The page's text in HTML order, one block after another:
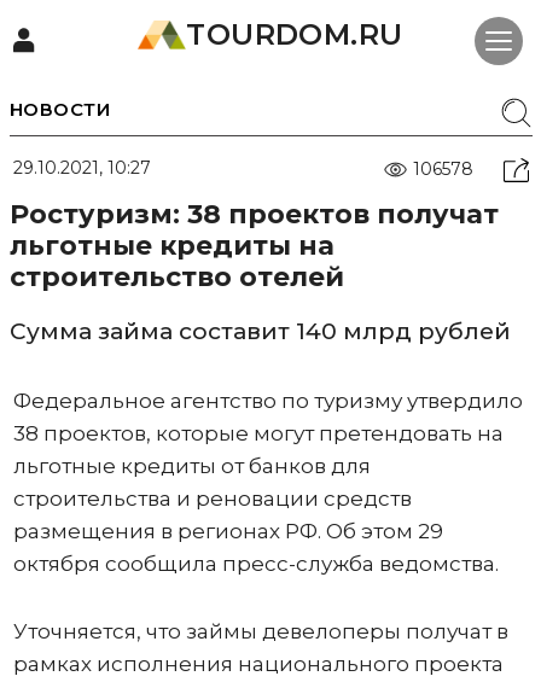
TOURDOM.RU
НОВОСТИ
29.10.2021, 10:27 106578
Ростуризм: 38 проектов получат
льготные кредиты на
строительство отелей
Сумма займа составит 140 млрд рублей
Федеральное агентство по туризму утвердило
38 проектов, которые могут претендовать на
льготные кредиты от банков для
строительства и реновации средств
размещения в регионах РФ. Об этом 29
октября сообщила пресс-служба ведомства.
Уточняется, что займы девелоперы получат в
рамках исполнения национального проекта